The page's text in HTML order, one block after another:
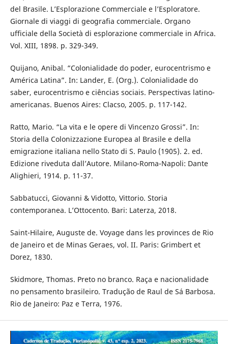
del Brasile. L’Esplorazione Commerciale e l’Esploratore.
Giornale di viaggi di geografia commerciale. Organo
ufficiale della Società di esplorazione commerciale in Africa.
Vol. XIII, 1898. p. 329-349.
Quijano, Anibal. “Colonialidade do poder, eurocentrismo e
América Latina”. In: Lander, E. (Org.). Colonialidade do
saber, eurocentrismo e ciências sociais. Perspectivas latino-
americanas. Buenos Aires: Clacso, 2005. p. 117-142.
Ratto, Mario. “La vita e le opere di Vincenzo Grossi”. In:
Storia della Colonizzazione Europea al Brasile e della
emigrazione italiana nello Stato di S. Paulo (1905). 2. ed.
Edizione riveduta dall’Autore. Milano-Roma-Napoli: Dante
Alighieri, 1914. p. 11-37.
Sabbatucci, Giovanni & Vidotto, Vittorio. Storia
contemporanea. L’Ottocento. Bari: Laterza, 2018.
Saint-Hilaire, Auguste de. Voyage dans les provinces de Rio
de Janeiro et de Minas Geraes, vol. II. Paris: Grimbert et
Dorez, 1830.
Skidmore, Thomas. Preto no branco. Raça e nacionalidade
no pensamento brasileiro. Tradução de Raul de Sá Barbosa.
Rio de Janeiro: Paz e Terra, 1976.